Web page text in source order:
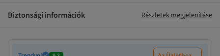
Biztonsági információk Részletek megjelenítése